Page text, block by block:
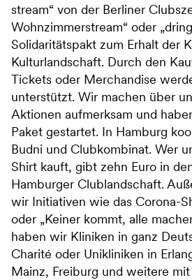
stream“ von der Berliner
Wohnzimmerstream“ oder
Solidaritätspakt zum Erhalt der
Kulturlandschaft. Durch den
Tickets oder Merchandise
unterstützt. Wir machen über
Aktionen aufmerksam und
Paket gestartet. In Hamburg
Budni und Clubkombinat. Wer
Shirt kauft, gibt zehn Euro in
Hamburger Clublandschaft.
wir Initiativen wie das Corona-
oder „Keiner kommt, alle
haben wir Kliniken in ganz
Charité oder Unikliniken in
Mainz, Freiburg und weitere